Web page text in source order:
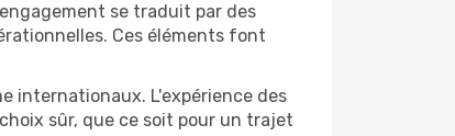
se traduit par des
Ces éléments font
internationaux. L'expérience des
sûr, que ce soit pour un trajet